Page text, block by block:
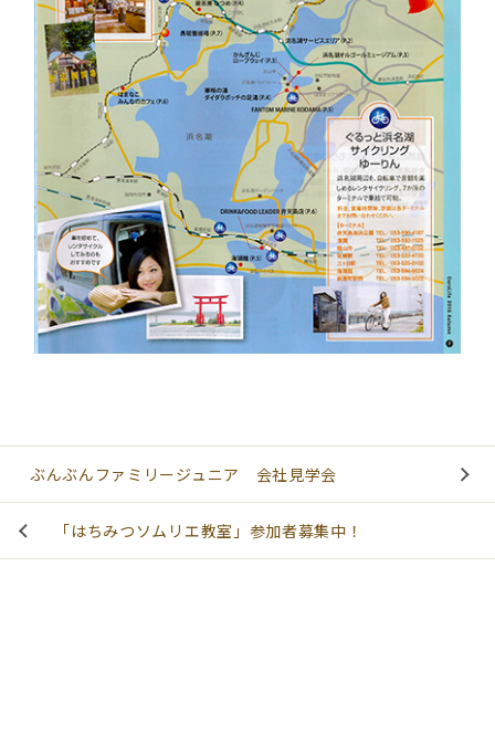
ぶんぶんファミリージュニア 会社見学会
「はちみつソムリエ教室」参加者募集中！